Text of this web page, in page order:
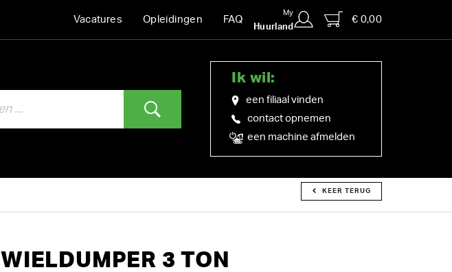
Vacatures Opleidingen FAQ
My
Huurland
€ 0,00
Ik wil:
een filiaal vinden
contact opnemen
een machine afmelden
KEER TERUG
WIELDUMPER 3 TON